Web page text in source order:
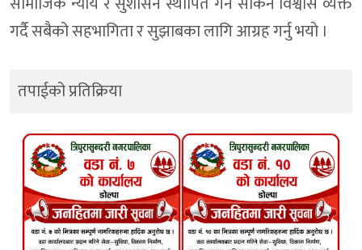
गर्दै सबैको सहभागिता र सुझाबका लागि आग्रह गर्नु भयाे ।
तपाईको प्रतिक्रिया